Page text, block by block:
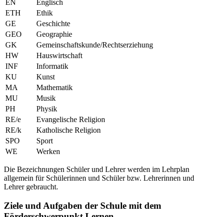
EN
Englisch
ETH
Ethik
GE
Geschichte
GEO
Geographie
GK
Gemeinschaftskunde/Rechtserziehung
HW
Hauswirtschaft
INF
Informatik
KU
Kunst
MA
Mathematik
MU
Musik
PH
Physik
RE/e
Evangelische Religion
RE/k
Katholische Religion
SPO
Sport
WE
Werken
Die Bezeichnungen Schüler und Lehrer werden im Lehrplan
allgemein für Schülerinnen und Schüler bzw. Lehrerinnen und
Lehrer gebraucht.
Ziele und Aufgaben der Schule mit dem